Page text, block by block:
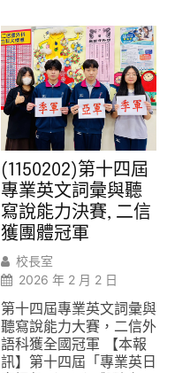
(1150202)第十四屆
專業英文詞彙與聽
寫說能力決賽, 二信
獲團體冠軍
校長室
2026 年 2 月 2 日
第十四屆專業英文詞彙與
聽寫說能力大賽，二信外
語科獲全國冠軍 【本報
訊】第十四屆「專業英日